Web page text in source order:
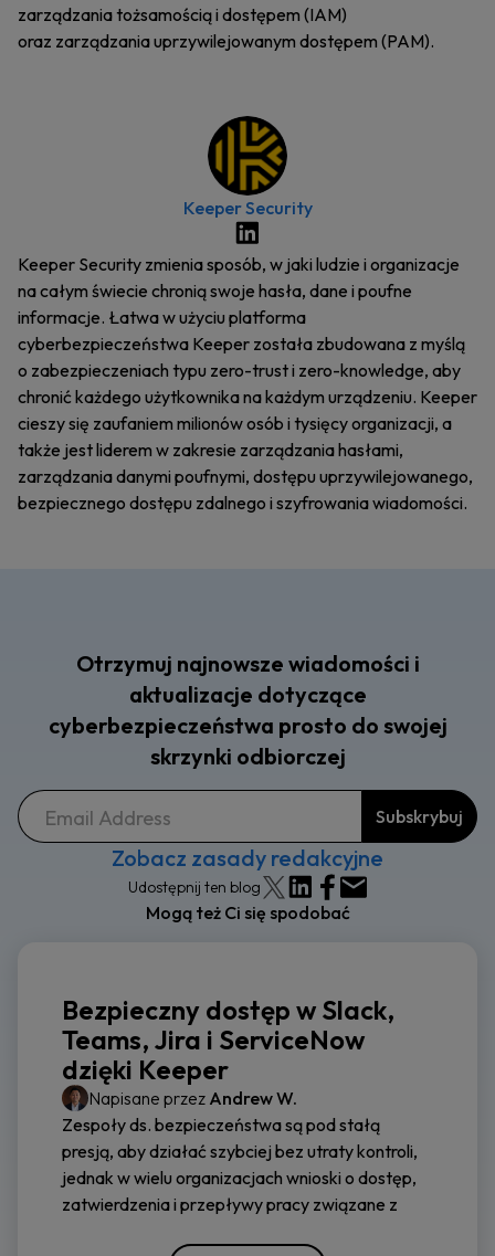
zarządzania tożsamością i dostępem (IAM)
oraz zarządzania uprzywilejowanym dostępem (PAM).
Keeper Security
Keeper Security zmienia sposób, w jaki ludzie i organizacje
na całym świecie chronią swoje hasła, dane i poufne
informacje. Łatwa w użyciu platforma
cyberbezpieczeństwa Keeper została zbudowana z myślą
o zabezpieczeniach typu zero-trust i zero-knowledge, aby
chronić każdego użytkownika na każdym urządzeniu. Keeper
cieszy się zaufaniem milionów osób i tysięcy organizacji, a
także jest liderem w zakresie zarządzania hasłami,
zarządzania danymi poufnymi, dostępu uprzywilejowanego,
bezpiecznego dostępu zdalnego i szyfrowania wiadomości.
Otrzymuj najnowsze wiadomości i
aktualizacje dotyczące
cyberbezpieczeństwa prosto do swojej
skrzynki odbiorczej
Zobacz zasady redakcyjne
Udostępnij ten blog
Mogą też Ci się spodobać
Bezpieczny dostęp w Slack,
Teams, Jira i ServiceNow
dzięki Keeper
Napisane przez Andrew W.
Zespoły ds. bezpieczeństwa są pod stałą
presją, aby działać szybciej bez utraty kontroli,
jednak w wielu organizacjach wnioski o dostęp,
zatwierdzenia i przepływy pracy związane z